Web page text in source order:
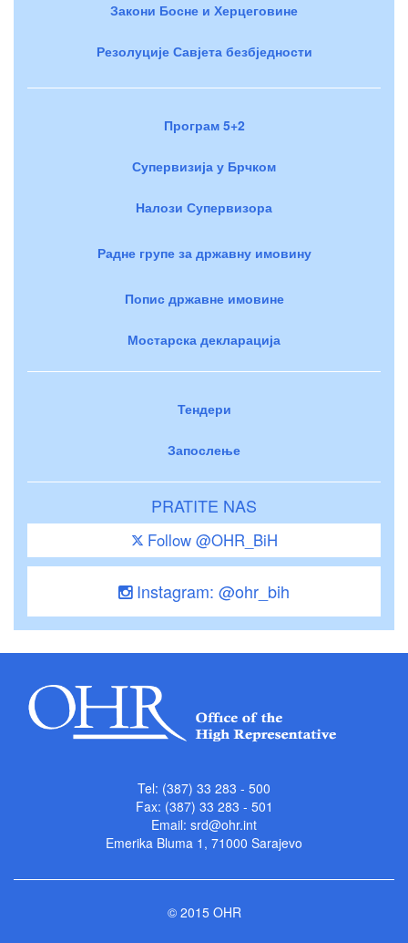
Закони Босне и Херцеговине
Резолуције Савјета безбједности
Програм 5+2
Супервизија у Брчком
Налози Супервизора
Радне групе за државну имовину
Попис државне имовине
Мостарска декларација
Тендери
Запослење
PRATITE NAS
Follow @OHR_BiH
Instagram: @ohr_bih
Tel: (387) 33 283 - 500
Fax: (387) 33 283 - 501
Email: srd@ohr.int
Emerika Bluma 1, 71000 Sarajevo
© 2015 OHR